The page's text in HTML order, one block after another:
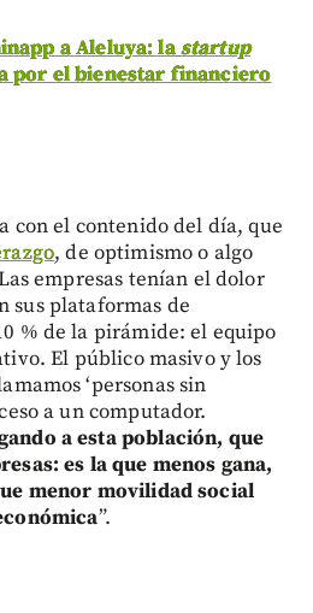
a Aleluya: lastartup
por el bienestar financiero
con el contenido del día, que
, de optimismo o algo
empresas tenían el dolor
sus plataformas de
% de la pirámide: el equipo
El público masivo y los
‘personas sin
a un computador.
a esta población, que
es la que menos gana,
menor movilidad social
”.